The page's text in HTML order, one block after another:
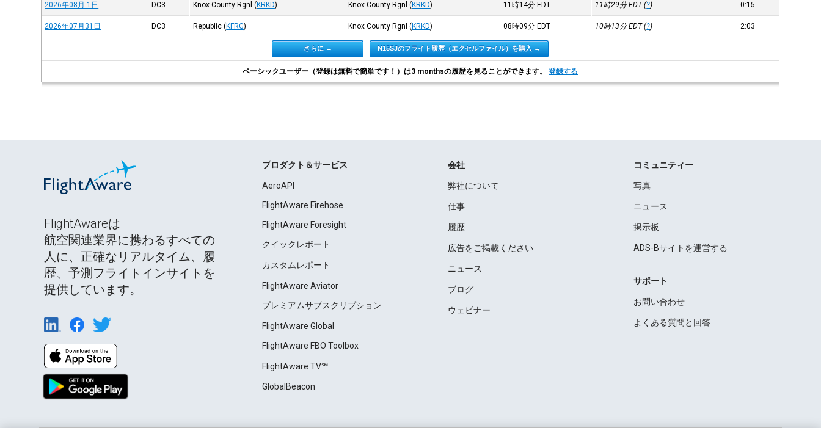
2026年08月 1日 DC3 Knox County Rgnl (KRKD) Knox County Rgnl (KRKD) 11時14分 EDT 11時29分EDT(?) 0:15
2026年07月31日 DC3 Republic (KFRG) Knox County Rgnl (KRKD) 08時09分 EDT 10時13分EDT(?) 2:03
さらに → N15SJのフライト履歴（エクセルファイル）を購入 →
ベーシックユーザー（登録は無料で簡単です！）は3 monthsの履歴を見ることができます。登録する
FlightAwareは
航空関連業界に携わるすべての
人に、正確なリアルタイム、履
歴、予測フライトインサイトを
提供しています。
プロダクト＆サービス
AeroAPI
FlightAware Firehose
FlightAware Foresight
クイックレポート
カスタムレポート
FlightAware Aviator
プレミアムサブスクリプション
FlightAware Global
FlightAware FBO Toolbox
FlightAware TV℠
GlobalBeacon
会社
弊社について
仕事
履歴
広告をご掲載ください
ニュース
ブログ
ウェビナー
コミュニティー
写真
ニュース
掲示板
ADS-Bサイトを運営する
サポート
お問い合わせ
よくある質問と回答